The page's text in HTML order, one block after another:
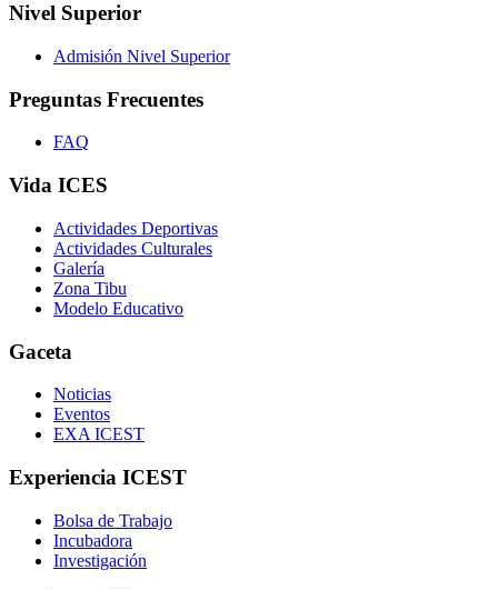
Nivel Superior
Admisión Nivel Superior
Preguntas Frecuentes
FAQ
Vida ICES
Actividades Deportivas
Actividades Culturales
Galería
Zona Tibu
Modelo Educativo
Gaceta
Noticias
Eventos
EXA ICEST
Experiencia ICEST
Bolsa de Trabajo
Incubadora
Investigación